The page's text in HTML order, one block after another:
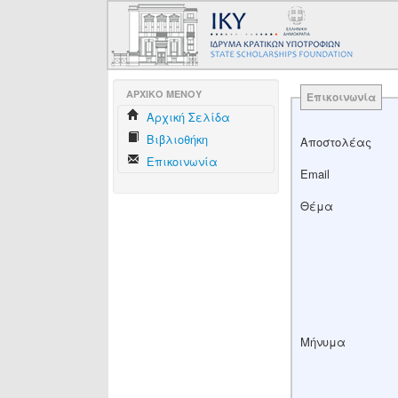
AΡΧΙΚΟ ΜΕΝΟΥ
Aρχική Σελίδα
Βιβλιοθήκη
Επικοινωνία
Επικοινωνία
Αποστολέας
Email
Θέμα
Μήνυμα